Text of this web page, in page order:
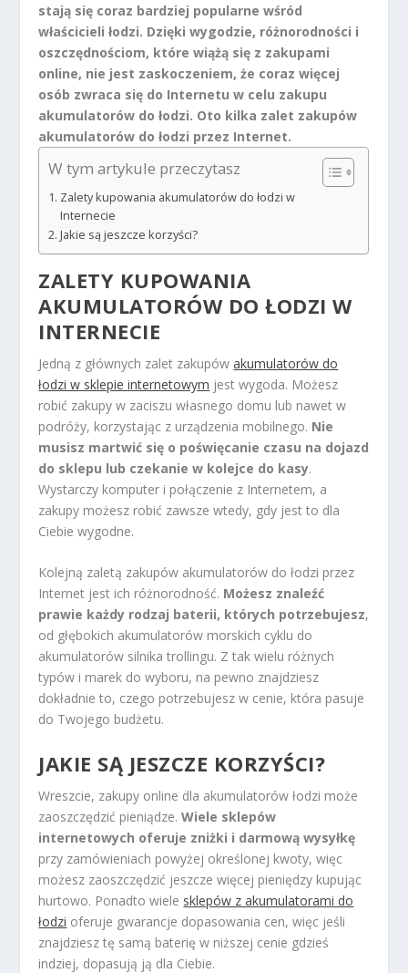
stają się coraz bardziej popularne wśród
właścicieli łodzi. Dzięki wygodzie, różnorodności i
oszczędnościom, które wiążą się z zakupami
online, nie jest zaskoczeniem, że coraz więcej
osób zwraca się do Internetu w celu zakupu
akumulatorów do łodzi. Oto kilka zalet zakupów
akumulatorów do łodzi przez Internet.
W tym artykule przeczytasz
Zalety kupowania akumulatorów do łodzi w
Internecie
Jakie są jeszcze korzyści?
ZALETY KUPOWANIA
AKUMULATORÓW DO ŁODZI W
INTERNECIE
Jedną z głównych zalet zakupówakumulatorów do
łodzi w sklepie internetowym jest wygoda. Możesz
robić zakupy w zaciszu własnego domu lub nawet w
podróży, korzystając z urządzenia mobilnego. Nie
musisz martwić się o poświęcanie czasu na dojazd
do sklepu lub czekanie w kolejce do kasy.
Wystarczy komputer i połączenie z Internetem, a
zakupy możesz robić zawsze wtedy, gdy jest to dla
Ciebie wygodne.
Kolejną zaletą zakupów akumulatorów do łodzi przez
Internet jest ich różnorodność. Możesz znaleźć
prawie każdy rodzaj baterii, których potrzebujesz,
od głębokich akumulatorów morskich cyklu do
akumulatorów silnika trollingu. Z tak wielu różnych
typów i marek do wyboru, na pewno znajdziesz
dokładnie to, czego potrzebujesz w cenie, która pasuje
do Twojego budżetu.
JAKIE SĄ JESZCZE KORZYŚCI?
Wreszcie, zakupy online dla akumulatorów łodzi może
zaoszczędzić pieniądze.Wiele sklepów
internetowych oferuje zniżki i darmową wysyłkę
przy zamówieniach powyżej określonej kwoty, więc
możesz zaoszczędzić jeszcze więcej pieniędzy kupując
hurtowo. Ponadto wiele sklepów z akumulatorami do
łodzi oferuje gwarancje dopasowania cen, więc jeśli
znajdziesz tę samą baterię w niższej cenie gdzieś
indziej, dopasują ją dla Ciebie.